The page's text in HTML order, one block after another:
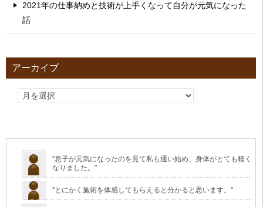
2021年の仕事納めと技術が上手くなって自分が元気になった
話
アーカイブ
"息子が元気になったのを見て私も通い始め、 身体がとても軽く
なりました。"
"とにかく 施術を体感してもらえると分かると思います。"